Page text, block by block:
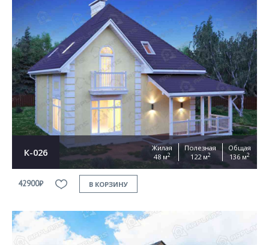
К-026
Жилая
48 м2
Полезная
122 м2
Общая
136 м2
42900₽ В КОРЗИНУ